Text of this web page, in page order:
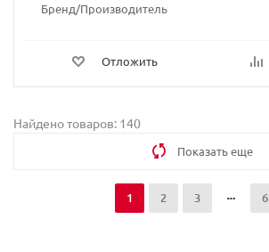
Бренд/Производитель
Отложить
Найдено товаров: 140
Показать еще
1 2 3 6